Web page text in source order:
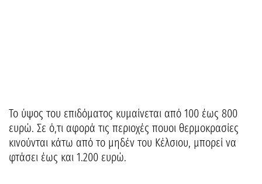
Το ύψος του επιδόματος κυμαίνεται από 100 έως 800
ευρώ. Σε ό,τι αφορά τις περιοχές πουοι θερμοκρασίες
κινούνται κάτω από το μηδέν του Κέλσιου, μπορεί να
φτάσει έως και 1.200 ευρώ.